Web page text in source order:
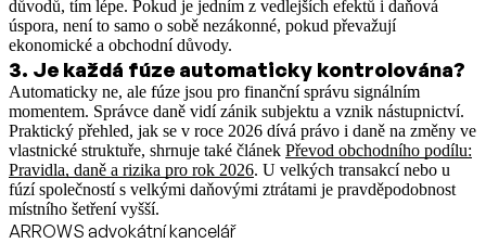
důvodů, tím lépe. Pokud je jedním z vedlejších efektů i daňová
úspora, není to samo o sobě nezákonné, pokud převažují
ekonomické a obchodní důvody.
3. Je každá fúze automaticky kontrolována?
Automaticky ne, ale fúze jsou pro finanční správu signálním
momentem. Správce daně vidí zánik subjektu a vznik nástupnictví.
Praktický přehled, jak se v roce 2026 dívá právo i daně na změny ve
vlastnické struktuře, shrnuje také článek Převod obchodního podílu:
Pravidla, daně a rizika pro rok 2026. U velkých transakcí nebo u
fúzí společností s velkými daňovými ztrátami je pravděpodobnost
místního šetření vyšší.
ARROWS advokátní kancelář